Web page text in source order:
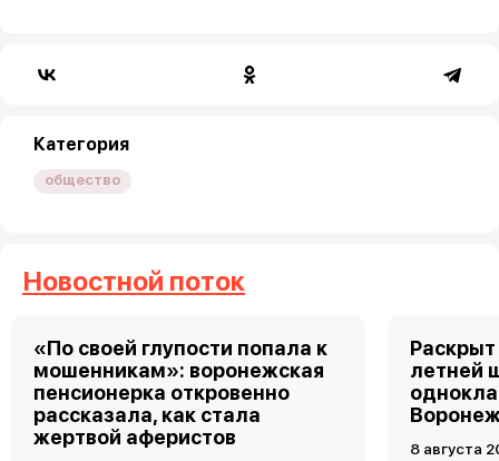
Категория
общество
Новостной поток
«По своей глупости попала к
мошенникам»: воронежская
пенсионерка откровенно
рассказала, как стала
жертвой аферистов
летней
8 августа